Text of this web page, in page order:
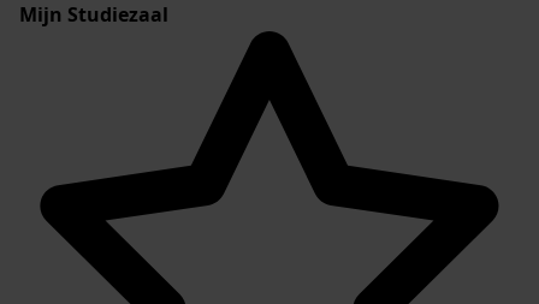
Mijn Studiezaal